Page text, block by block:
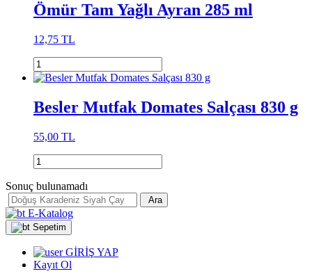
Ömür Tam Yağlı Ayran 285 ml
12,75 TL
Besler Mutfak Domates Salçası 830 g
55,00 TL
Sonuç bulunamadı
Ara
E-Katalog
Sepetim
GİRİŞ YAP
Kayıt Ol